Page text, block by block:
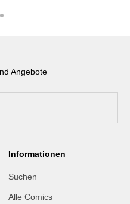
Angebote
Informationen
Suchen
Alle Comics